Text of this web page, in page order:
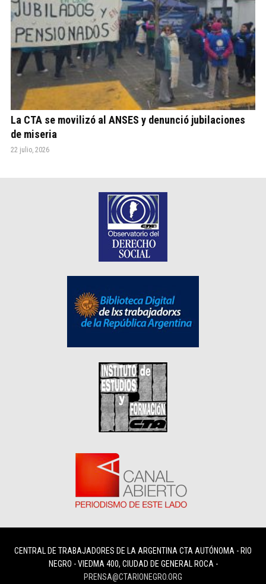
La CTA se movilizó al ANSES y denunció jubilaciones
de miseria
22 julio, 2026
CENTRAL DE TRABAJADORES DE LA ARGENTINA CTA AUTÓNOMA - RIO
NEGRO - VIEDMA 400, CIUDAD DE GENERAL ROCA -
PRENSA@CTARIONEGRO.ORG